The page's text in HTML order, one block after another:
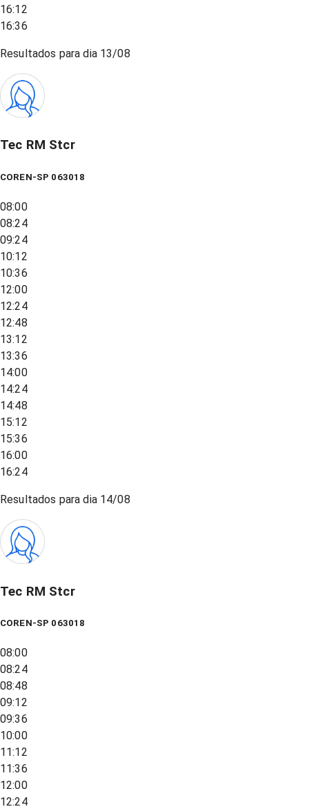
16:12
16:36
Resultados para dia 13/08
Tec RM Stcr
COREN-SP 063018
08:00
08:24
09:24
10:12
10:36
12:00
12:24
12:48
13:12
13:36
14:00
14:24
14:48
15:12
15:36
16:00
16:24
Resultados para dia 14/08
Tec RM Stcr
COREN-SP 063018
08:00
08:24
08:48
09:12
09:36
10:00
11:12
11:36
12:00
12:24